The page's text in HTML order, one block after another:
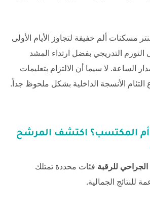
مسكنات ألم خفيفة لتجاوز الأيام الأولى
التدريجي بفضل ارتداء المشد
الساعة. لا سيما أن الالتزام بتعليمات
التئام الأنسجة الداخلية بشكل ملحوظ جداً.
أم المكتسب؟ اكتشف المرشح
للرقبة فئات محددة تمتلك
للنتائج الجمالية.